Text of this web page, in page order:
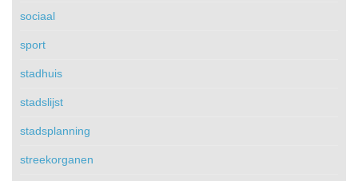
sociaal
sport
stadhuis
stadslijst
stadsplanning
streekorganen